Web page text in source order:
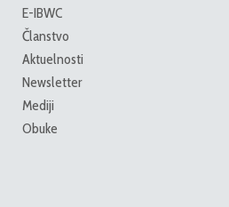
E-IBWC
Članstvo
Aktuelnosti
Newsletter
Mediji
Obuke